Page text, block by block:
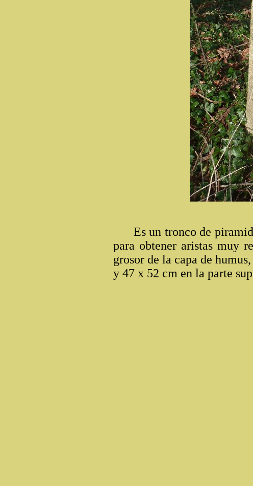
Es un tronco de
para obtener aristas muy
grosor de la capa de
y 47 x 52 cm en la parte